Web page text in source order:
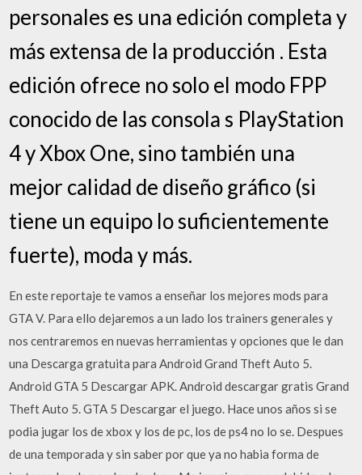
personales es una edición completa y
más extensa de la producción . Esta
edición ofrece no solo el modo FPP
conocido de las consola s PlayStation
4 y Xbox One, sino también una
mejor calidad de diseño gráfico (si
tiene un equipo lo suficientemente
fuerte), moda y más.
En este reportaje te vamos a enseñar los mejores mods para
GTA V. Para ello dejaremos a un lado los trainers generales y
nos centraremos en nuevas herramientas y opciones que le dan
una Descarga gratuita para Android Grand Theft Auto 5.
Android GTA 5 Descargar APK. Android descargar gratis Grand
Theft Auto 5. GTA 5 Descargar el juego. Hace unos años si se
podia jugar los de xbox y los de pc, los de ps4 no lo se. Despues
de una temporada y sin saber por que ya no habia forma de